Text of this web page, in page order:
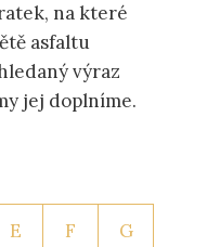
na které
asfaltu
výraz
jej doplníme.
E F G